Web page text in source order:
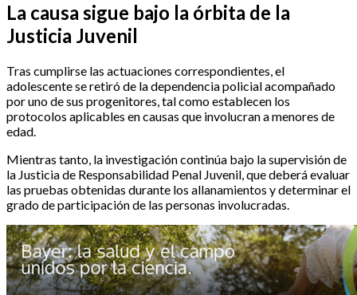
La causa sigue bajo la órbita de la
Justicia Juvenil
Tras cumplirse las actuaciones correspondientes, el
adolescente se retiró de la dependencia policial acompañado
por uno de sus progenitores, tal como establecen los
protocolos aplicables en causas que involucran a menores de
edad.
Mientras tanto, la investigación continúa bajo la supervisión de
la Justicia de Responsabilidad Penal Juvenil, que deberá evaluar
las pruebas obtenidas durante los allanamientos y determinar el
grado de participación de las personas involucradas.